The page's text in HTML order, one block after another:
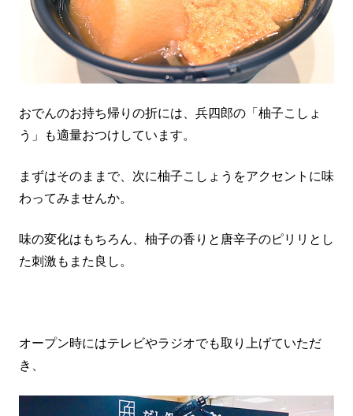
おでんのお持ち帰りの折には、兵四郎の「柚子こしょ
う」も適量おつけしています。
まずはそのままで、次に柚子こしょうをアクセントに味
わってみませんか。
味の変化はもちろん、柚子の香りと唐辛子のピリリとし
た刺激もまた良し。
オープン時にはテレビやラジオでも取り上げていただ
き、